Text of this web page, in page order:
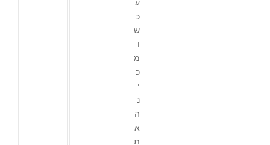
כ
ש
ו
מ
כ
י
נ
ה
א
ת